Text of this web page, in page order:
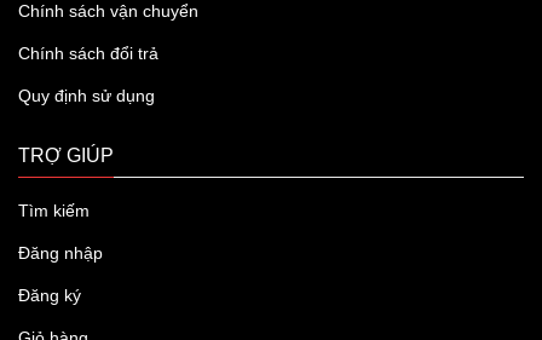
Chính sách vận chuyển
Chính sách đổi trả
Quy định sử dụng
TRỢ GIÚP
Tìm kiếm
Đăng nhập
Đăng ký